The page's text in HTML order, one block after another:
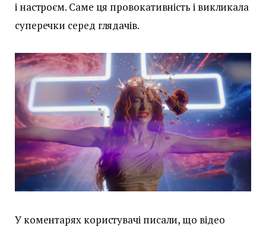
і настроєм. Саме ця провокативність і викликала
суперечки серед глядачів.
У коментарях користувачі писали, що відео